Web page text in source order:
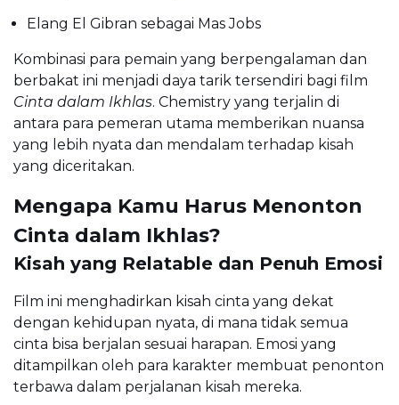
Elang El Gibran sebagai Mas Jobs
Kombinasi para pemain yang berpengalaman dan
berbakat ini menjadi daya tarik tersendiri bagi film
Cinta dalam Ikhlas. Chemistry yang terjalin di
antara para pemeran utama memberikan nuansa
yang lebih nyata dan mendalam terhadap kisah
yang diceritakan.
Mengapa Kamu Harus Menonton
Cinta dalam Ikhlas?
Kisah yang Relatable dan Penuh Emosi
Film ini menghadirkan kisah cinta yang dekat
dengan kehidupan nyata, di mana tidak semua
cinta bisa berjalan sesuai harapan. Emosi yang
ditampilkan oleh para karakter membuat penonton
terbawa dalam perjalanan kisah mereka.